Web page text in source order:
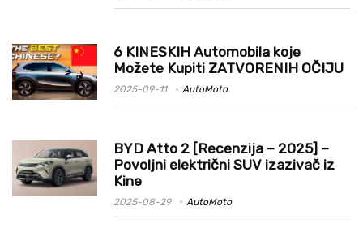
6 KINESKIH Automobila koje
Možete Kupiti ZATVORENIH OČIJU
2025-09-11 AutoMoto
BYD Atto 2 [Recenzija – 2025] –
Povoljni električni SUV izazivač iz
Kine
2025-08-29 AutoMoto